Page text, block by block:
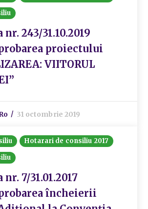
243/31.10.2019
proiectului
VIITORUL
31 octombrie 2019
Hotarari de consiliu 2017
7/31.01.2017
încheierii